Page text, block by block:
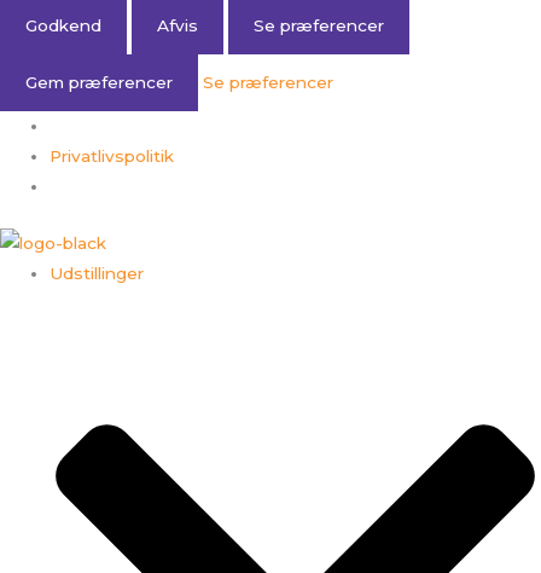
Godkend Afvis Se præferencer
Gem præferencer Se præferencer
Privatlivspolitik
Udstillinger